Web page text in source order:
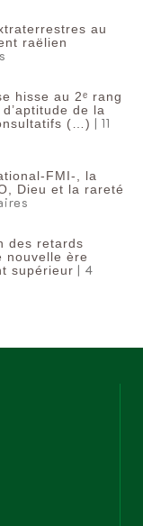
au
raëlien
hisse au 2ᵉ rang
de la
(…) | 11
FMI-, la
Dieu et la rareté
des retards
nouvelle ère
supérieur | 4